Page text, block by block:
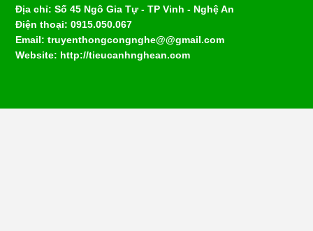
Địa chỉ: Số 45 Ngô Gia Tự - TP Vinh - Nghệ An
Điện thoại: 0915.050.067
Email: truyenthongcongnghe@@gmail.com
Website: http://tieucanhnghean.com